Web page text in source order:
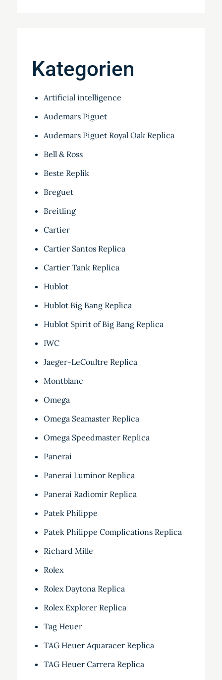
Kategorien
Artificial intelligence
Audemars Piguet
Audemars Piguet Royal Oak Replica
Bell & Ross
Beste Replik
Breguet
Breitling
Cartier
Cartier Santos Replica
Cartier Tank Replica
Hublot
Hublot Big Bang Replica
Hublot Spirit of Big Bang Replica
IWC
Jaeger-LeCoultre Replica
Montblanc
Omega
Omega Seamaster Replica
Omega Speedmaster Replica
Panerai
Panerai Luminor Replica
Panerai Radiomir Replica
Patek Philippe
Patek Philippe Complications Replica
Richard Mille
Rolex
Rolex Daytona Replica
Rolex Explorer Replica
Tag Heuer
TAG Heuer Aquaracer Replica
TAG Heuer Carrera Replica